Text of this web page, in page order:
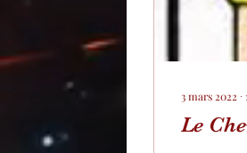
3 mars 2022 ∙ 1
Le